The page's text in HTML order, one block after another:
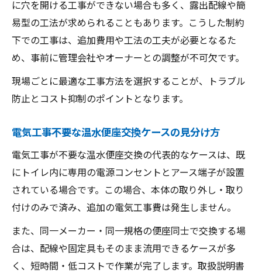
に穴を開ける工事ができない場合も多く、露出配線や簡
易型の工法が求められることもあります。こうした制約
下での工事は、追加費用や工法の工夫が必要となるた
め、事前に管理会社やオーナーとの調整が不可欠です。
現場ごとに最適な工事方法を選択することが、トラブル
防止とコスト抑制のポイントとなります。
電気工事不要な温水便座交換ケースの見分け方
電気工事が不要な温水便座交換の代表的なケースは、既
にトイレ内に専用の電源コンセントとアース端子が設置
されている場合です。この場合、本体の取り外し・取り
付けのみで済み、追加の電気工事費は発生しません。
また、同一メーカー・同一規格の便座同士で交換する場
合は、配線や固定具もそのまま流用できるケースが多
く、短時間・低コストで作業が完了します。取扱説明書